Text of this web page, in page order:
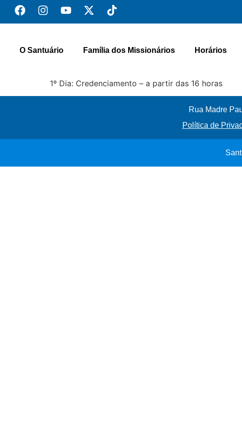
O Santuário Família dos Missionários Horários
1º Dia: Credenciamento – a partir das 16 horas
Rua Madre
Política de